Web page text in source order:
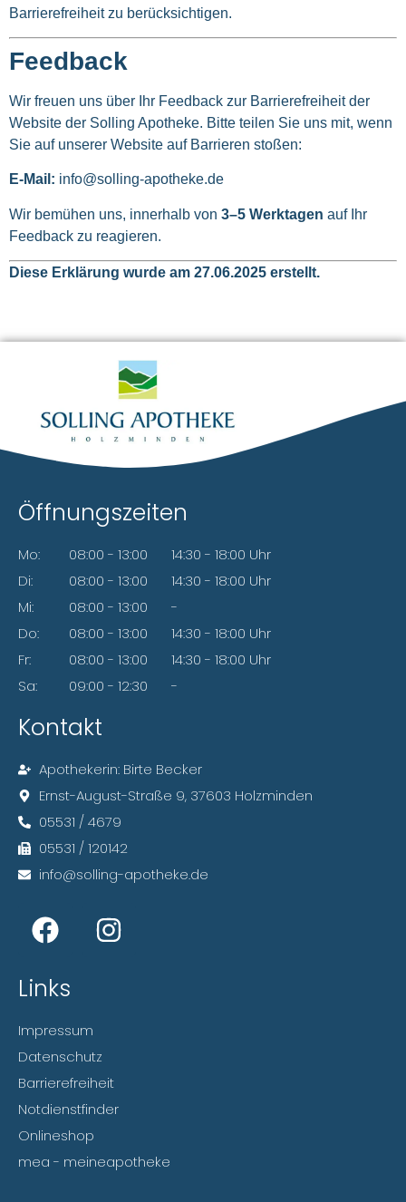
Barrierefreiheit zu berücksichtigen.
Feedback
Wir freuen uns über Ihr Feedback zur Barrierefreiheit der
Website der Solling Apotheke. Bitte teilen Sie uns mit, wenn
Sie auf unserer Website auf Barrieren stoßen:
E-Mail: info@solling-apotheke.de
Wir bemühen uns, innerhalb von 3–5 Werktagen auf Ihr
Feedback zu reagieren.
Diese Erklärung wurde am 27.06.2025 erstellt.
Öffnungszeiten
Mo:
Di:
Mi:
Do:
Fr:
Sa:
08:00 - 13:00
08:00 - 13:00
08:00 - 13:00
08:00 - 13:00
08:00 - 13:00
09:00 - 12:30
14:30 - 18:00 Uhr
14:30 - 18:00 Uhr
-
14:30 - 18:00 Uhr
14:30 - 18:00 Uhr
-
Kontakt
Apothekerin: Birte Becker
Ernst-August-Straße 9, 37603 Holzminden
05531 / 4679
05531 / 120142
info@solling-apotheke.de
Links
Impressum
Datenschutz
Barrierefreiheit
Notdienstfinder
Onlineshop
mea - meineapotheke